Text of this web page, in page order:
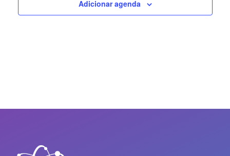
Adicionar agenda